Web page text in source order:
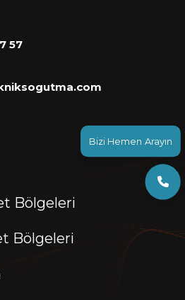
Bizi Hemen Arayın
57
Bölgeleri
Bölgeleri